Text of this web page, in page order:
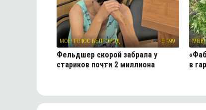
МОЁ! ПЛЮС БЕЛГОРОД 199
Фельдшер скорой забрала у
стариков почти 2 миллиона
в